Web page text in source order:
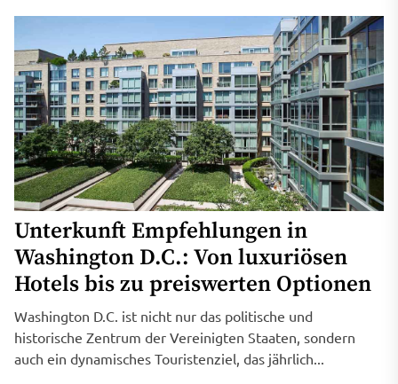
Unterkunft Empfehlungen in
Washington D.C.: Von luxuriösen
Hotels bis zu preiswerten Optionen
Washington D.C. ist nicht nur das politische und
historische Zentrum der Vereinigten Staaten, sondern
auch ein dynamisches Touristenziel, das jährlich...